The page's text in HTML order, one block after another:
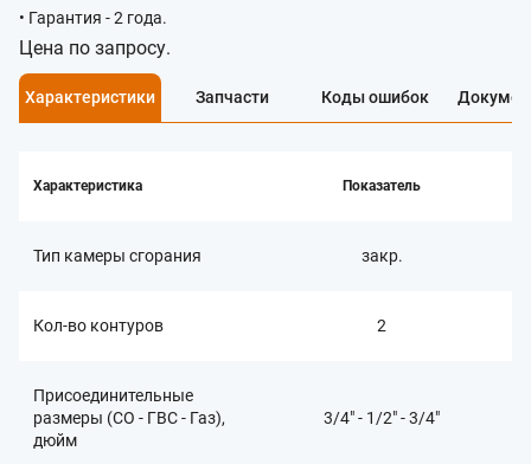
• Гарантия - 2 года.
Цена по запросу.
Характеристики Запчасти Коды ошибок
Характеристика Показатель
Тип камеры сгорания закр.
Кол-во контуров 2
Присоединительные
размеры (СО - ГВС - Газ),
дюйм
3/4" - 1/2" - 3/4"